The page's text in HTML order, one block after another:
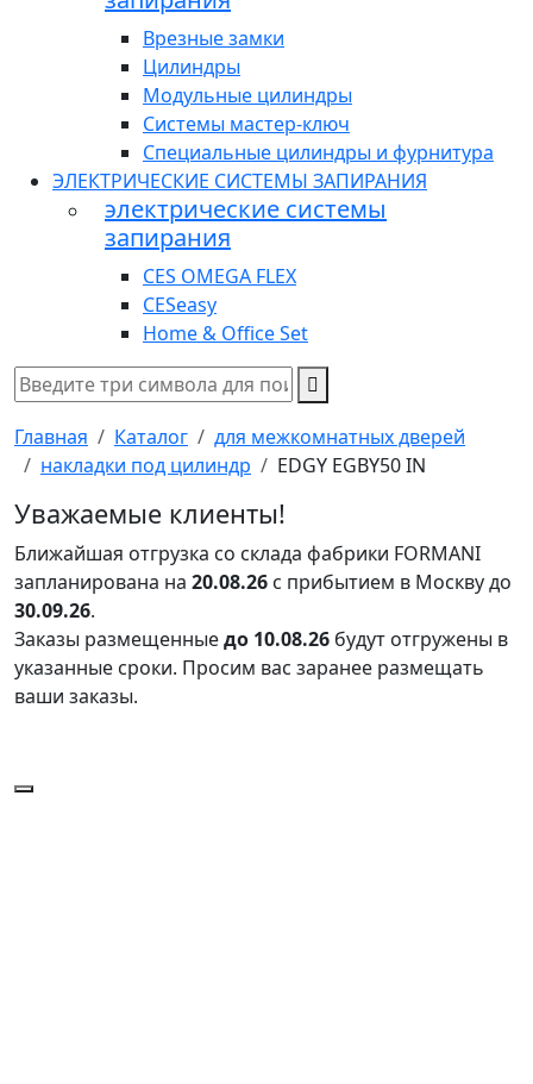
Врезные замки
Цилиндры
Модульные цилиндры
Системы мастер-ключ
Специальные цилиндры и фурнитура
ЭЛЕКТРИЧЕСКИЕ СИСТЕМЫ ЗАПИРАНИЯ
электрические системы
запирания
CES OMEGA FLEX
CESeasy
Home & Office Set
Главная Каталог
для межкомнатных дверей
накладки под цилиндр
EDGY EGBY50 IN
Уважаемые клиенты!
Ближайшая отгрузка со склада фабрики FORMANI
запланирована на 20.08.26 с прибытием в Москву до
30.09.26.
Заказы размещенныедо 10.08.26 будут отгружены в
указанные сроки. Просим вас заранее размещать
ваши заказы.